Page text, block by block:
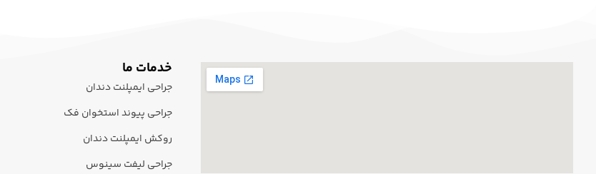
خدمات ما
جراحی ایمپلنت دندان
جراحی پیوند استخوان فک
روکش ایمپلنت دندان
جراحی لیفت سینوس